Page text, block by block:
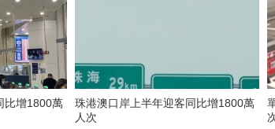
比增1800萬
珠港澳口岸上半年迎客同比增1800萬
人次